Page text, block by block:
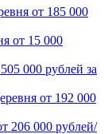
от 185 000
от 15 000
000 рублей за
от 192 000
206 000 рублей/